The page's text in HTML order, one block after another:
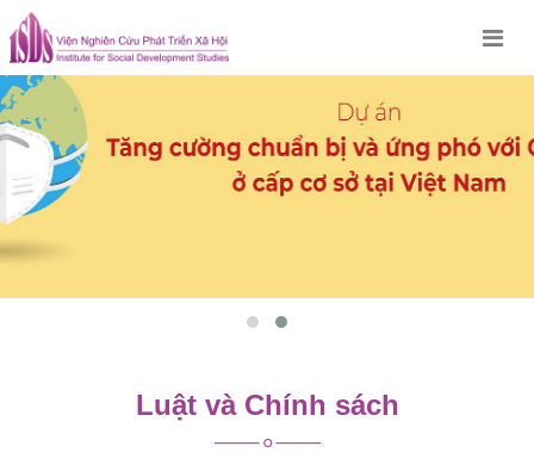
Skip
to
content
Luật và Chính sách